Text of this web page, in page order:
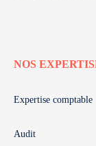
NOS
Expertise comptable
Audit